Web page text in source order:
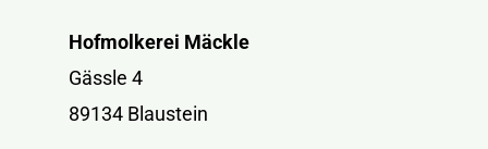
Hofmolkerei Mäckle
Gässle 4
89134 Blaustein